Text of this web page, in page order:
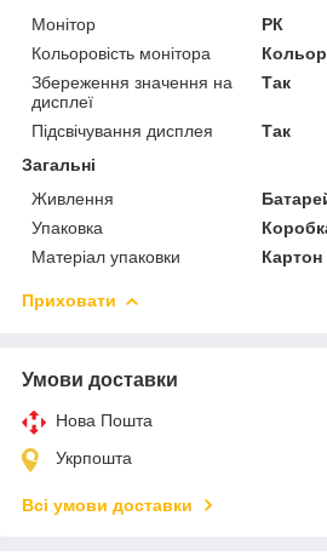
Монітор
РК
Кольоровість монітора
Збереження значення на
дисплеї
Так
Підсвічування дисплея
Так
Загальні
Живлення
Упаковка
Матеріал упаковки
Картон
Приховати
Умови доставки
Нова Пошта
Укрпошта
Всі умови доставки